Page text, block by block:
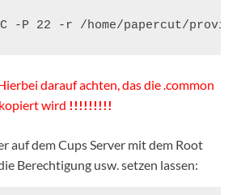
-P 22 -r /home/papercut/
darauf achten, das die .common
wird !!!!!!!!!
auf dem Cups Server mit dem Root
Berechtigung usw. setzen lassen: